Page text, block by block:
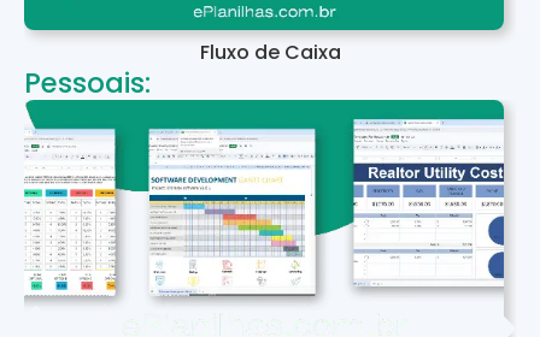
Fluxo de Caixa
Pessoais: